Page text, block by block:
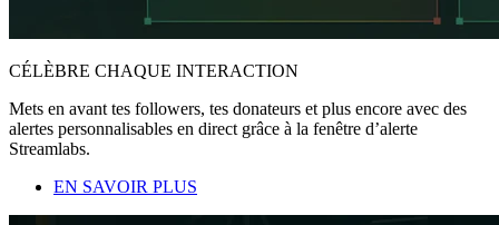
CÉLÈBRE CHAQUE INTERACTION
Mets en avant tes followers, tes donateurs et plus encore avec des
alertes personnalisables en direct grâce à la fenêtre d’alerte
Streamlabs.
EN SAVOIR PLUS